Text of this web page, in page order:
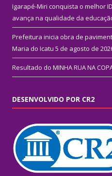
Igarapé-Miri conquista o melhor
avança na qualidade da
Prefeitura inicia obra de
Maria do Icatu 5 de agosto de
Resultado do MINHA RUA NA
DESENVOLVIDO POR CR2